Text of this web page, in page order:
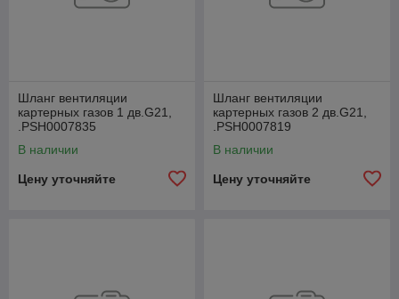
Шланг вентиляции
картерных газов 1 дв.G21,
.РSН0007835
В наличии
Цену уточняйте
Шланг вентиляции
картерных газов 2 дв.G21,
.РSН0007819
В наличии
Цену уточняйте